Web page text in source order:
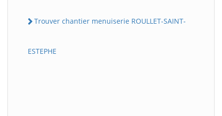
Trouver chantier menuiserie ROULLET-SAINT-
ESTEPHE